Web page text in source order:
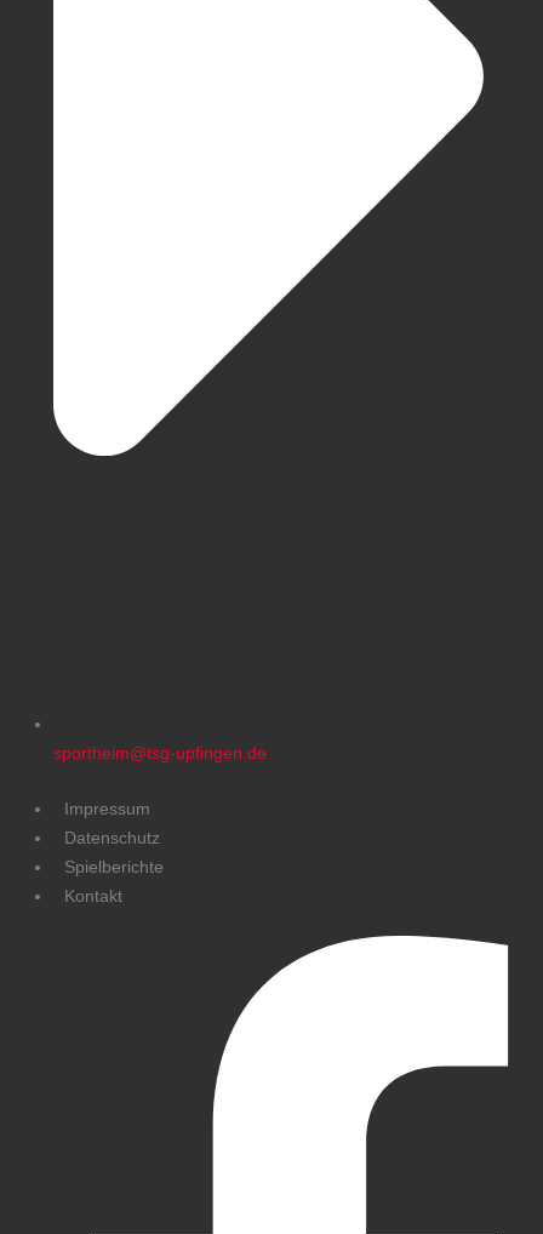
sportheim@tsg-upfingen.de
Impressum
Datenschutz
Spielberichte
Kontakt